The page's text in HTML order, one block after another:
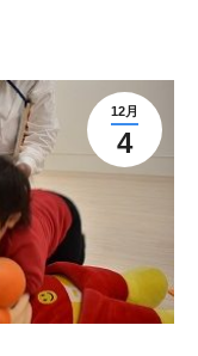
12月
4